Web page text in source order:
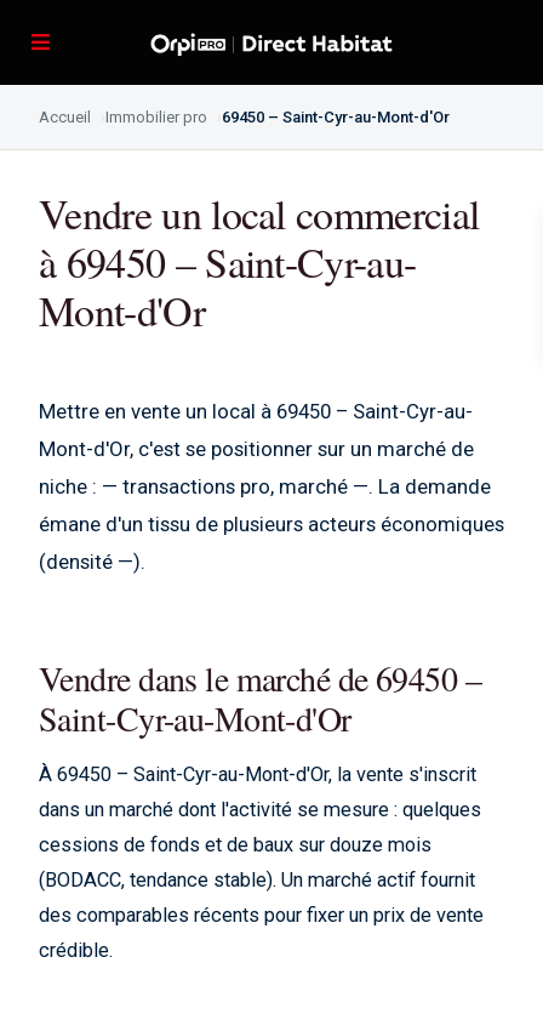
Accueil Immobilier pro 69450 – Saint-Cyr-au-Mont-d'Or
Vendre un local commercial
à 69450 – Saint-Cyr-au-
Mont-d'Or
Mettre en vente un local à 69450 – Saint-Cyr-au-
Mont-d'Or, c'est se positionner sur un marché de
niche : — transactions pro, marché —. La demande
émane d'un tissu de plusieurs acteurs économiques
(densité —).
Vendre dans le marché de 69450 –
Saint-Cyr-au-Mont-d'Or
À 69450 – Saint-Cyr-au-Mont-d'Or, la vente s'inscrit
dans un marché dont l'activité se mesure : quelques
cessions de fonds et de baux sur douze mois
(BODACC, tendance stable). Un marché actif fournit
des comparables récents pour fixer un prix de vente
crédible.